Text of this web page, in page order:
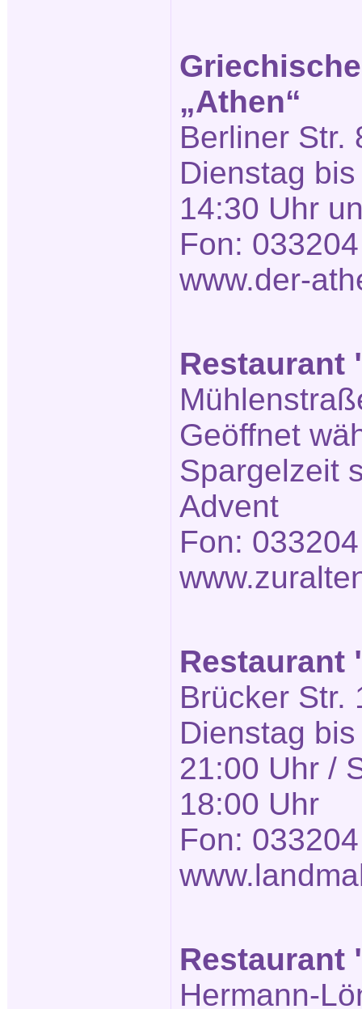
„Athen“
Berliner Str.
Dienstag
14:30 Uhr
Fon:
www.der-
Restaurant
Geöffnet
Spargelzeit
Advent
Fon:
Restaurant
Brücker Str.
Dienstag
21:00 Uhr /
18:00 Uhr
Fon:
Restaurant
Hermann-